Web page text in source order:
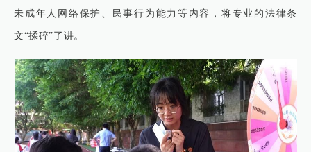
未成年人网络保护、民事行为能力等内容，将专业的法律条
文“揉碎”了讲。